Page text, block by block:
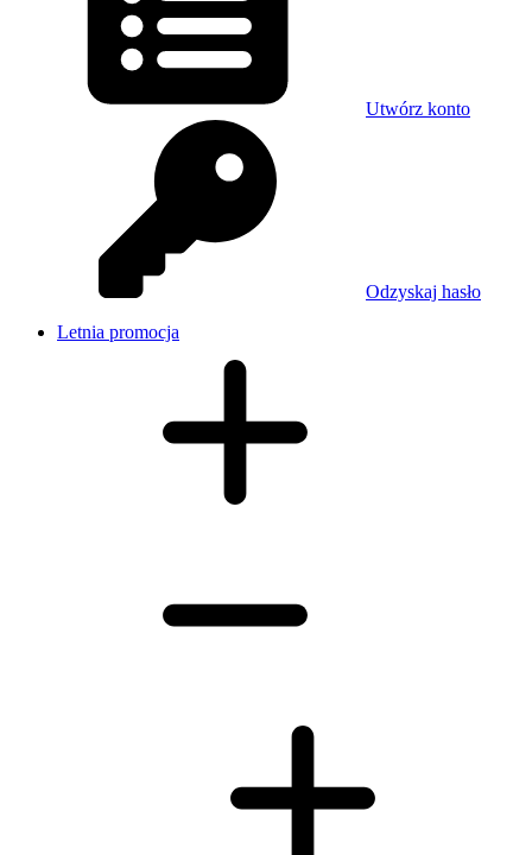
Utwórz konto
Odzyskaj hasło
Letnia promocja